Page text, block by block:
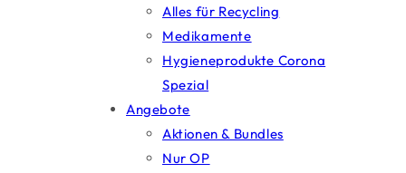
Alles für Recycling
Medikamente
Hygieneprodukte Corona
Spezial
Angebote
Aktionen & Bundles
Nur OP